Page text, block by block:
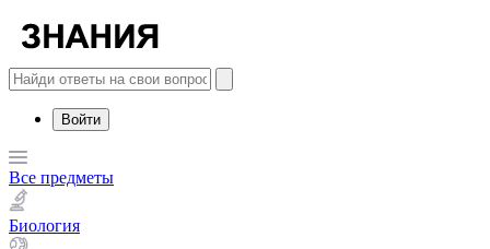
Войти
Все предметы
Биология